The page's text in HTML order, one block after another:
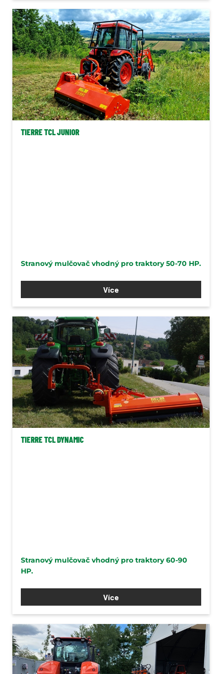
Navigace
Stroje na brambory
Postřikovače
Krmivářská technika
TIERRE TCL JUNIOR
Stranový mulčovač vhodný pro traktory 50-70 HP.
Více
TIERRE TCL DYNAMIC
Stranový mulčovač vhodný pro traktory 60-90
HP.
Více